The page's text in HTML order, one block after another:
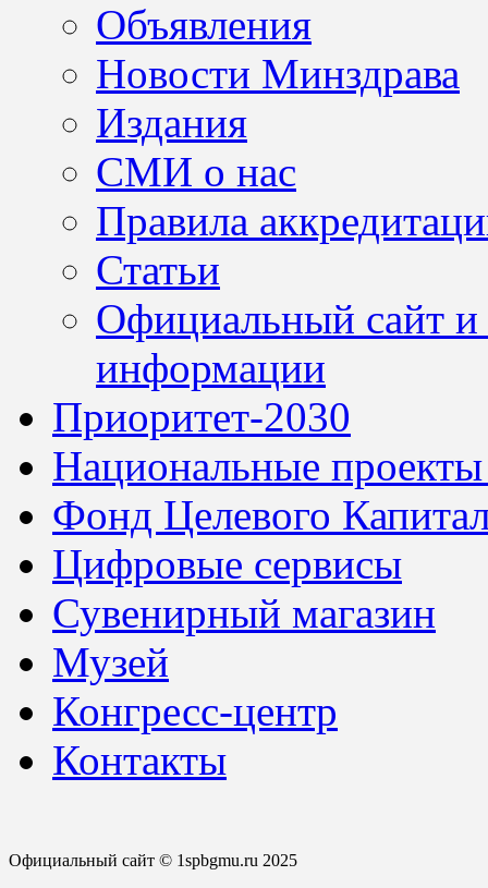
Объявления
Новости Минздрава
Издания
СМИ о нас
Правила
Статьи
Официальный сайт
информации
Приоритет-2030
Национальные
Фонд Целевого
Цифровые сервисы
Сувенирный магазин
Музей
Конгресс-центр
Контакты
Официальный сайт © 1spbgmu.ru 2025